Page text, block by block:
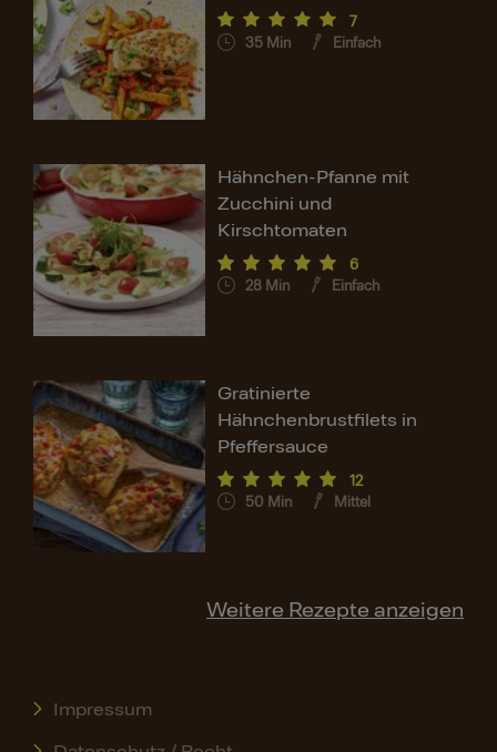
7
35 Min Einfach
Hähnchen-Pfanne mit
Zucchini und
Kirschtomaten
6
28 Min Einfach
Gratinierte
Hähnchenbrustfilets in
Pfeffersauce
12
50 Min Mittel
Weitere Rezepte anzeigen
Impressum